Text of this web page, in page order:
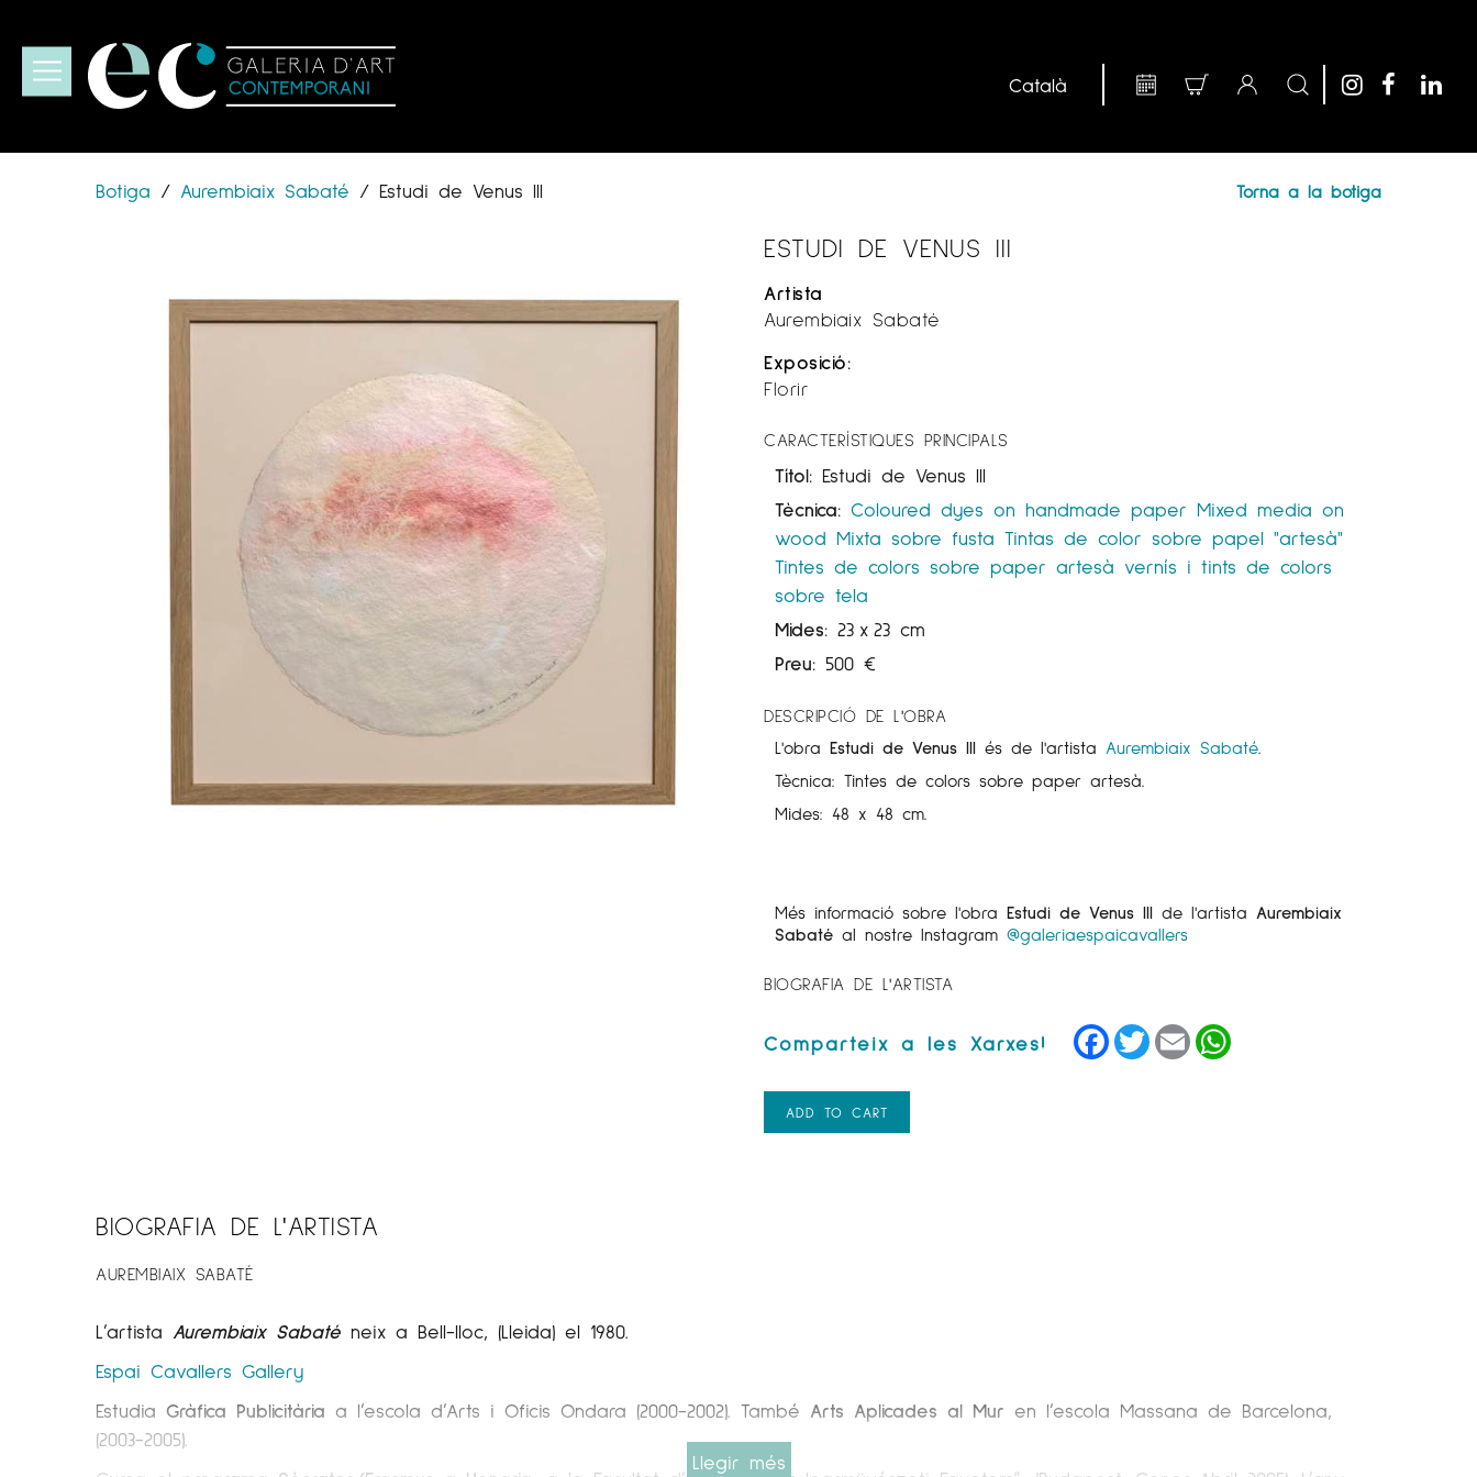
Botiga / Aurembiaix Sabaté / Estudi de Venus III Torna a la botiga
ESTUDI DE VENUS III
Artista
Aurembiaix Sabaté
Exposició:
Florir
CARACTERÍSTIQUES PRINCIPALS
Títol: Estudi de Venus III
Tècnica: Coloured dyes on handmade paper Mixed media on
wood Mixta sobre fusta Tintas de color sobre papel "artesà"
Tintes de colors sobre paper artesà vernís i tints de colors
sobre tela
Mides: 23 x 23 cm
Preu: 500€
DESCRIPCIÓ DE L'OBRA
L'obraEstudi de Venus IIIés de l'artista Aurembiaix Sabaté.
Tècnica: Tintes de colors sobre paper artesà.
Mides: 48 x 48 cm.
Més informació sobre l'obraEstudi de Venus III de l'artista Aurembiaix
Sabatéal nostre Instagram@galeriaespaicavallers
BIOGRAFIA DE L'ARTISTA
Facebook
TwitterEmail
ADD TO CART
BIOGRAFIA DE L'ARTISTA
AUREMBIAIX SABATÉ
L’artista Aurembiaix Sabaté neix a Bell-lloc, (Lleida) el 1980.
Espai Cavallers Gallery
Estudia Gràfica Publicitària a l’escola d’Arts i Oficis Ondara (2000-2002). També Arts Aplicades al Mur en l’escola Massana de Barcelona,
(2003-2005).
Llegir més